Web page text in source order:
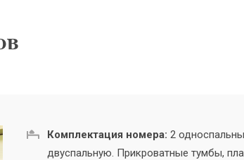
Комплектация номера: 2
двуспальную. Прикроватные тумбы,